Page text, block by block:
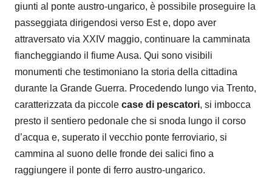
giunti al ponte austro-ungarico, è possibile proseguire la
passeggiata dirigendosi verso Est e, dopo aver
attraversato via XXIV maggio, continuare la camminata
fiancheggiando il fiume Ausa. Qui sono visibili
monumenti che testimoniano la storia della cittadina
durante la Grande Guerra. Procedendo lungo via Trento,
caratterizzata da piccole case di pescatori, si imbocca
presto il sentiero pedonale che si snoda lungo il corso
d’acqua e, superato il vecchio ponte ferroviario, si
cammina al suono delle fronde dei salici fino a
raggiungere il ponte di ferro austro-ungarico.